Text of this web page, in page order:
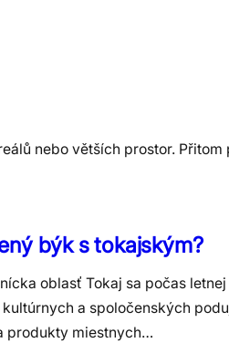
nebo větších prostor.
býk s tokajským?
oblasť Tokaj sa počas
a spoločenských
produkty miestnych…